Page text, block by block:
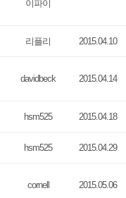
이파이
리플리 2015.04.10
davidbeck 2015.04.14
hsm525 2015.04.18
hsm525 2015.04.29
cornell 2015.05.06